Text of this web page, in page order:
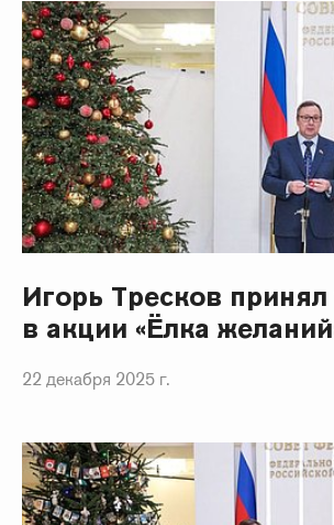
Игорь Тресков принял
в акции «Ёлка
22 декабря 2025 г.